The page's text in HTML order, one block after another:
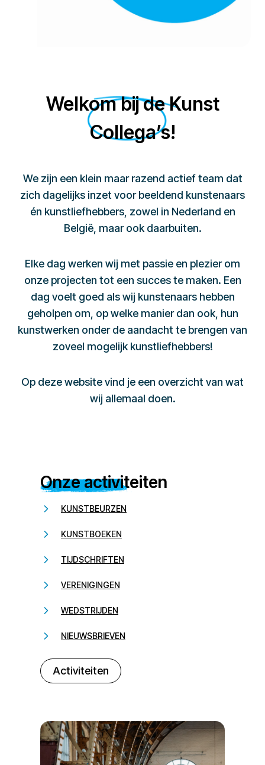
Welkom bij de Kunst
Collega’s!
We zijn een klein maar razend actief team dat
zich dagelijks inzet voor beeldend kunstenaars
én kunstliefhebbers, zowel in Nederland en
België, maar ook daarbuiten.
Elke dag werken wij met passie en plezier om
onze projecten tot een succes te maken. Een
dag voelt goed als wij kunstenaars hebben
geholpen om, op welke manier dan ook, hun
kunstwerken onder de aandacht te brengen van
zoveel mogelijk kunstliefhebbers!
Op deze website vind je een overzicht van wat
wij allemaal doen.
Onze activiteiten
KUNSTBEURZEN
KUNSTBOEKEN
TIJDSCHRIFTEN
VERENIGINGEN
WEDSTRIJDEN
NIEUWSBRIEVEN
Activiteiten
232323